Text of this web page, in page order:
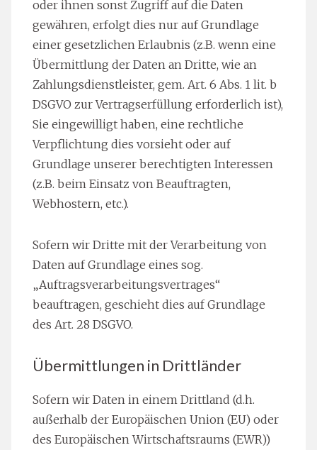
oder ihnen sonst Zugriff auf die Daten
gewähren, erfolgt dies nur auf Grundlage
einer gesetzlichen Erlaubnis (z.B. wenn eine
Übermittlung der Daten an Dritte, wie an
Zahlungsdienstleister, gem. Art. 6 Abs. 1 lit. b
DSGVO zur Vertragserfüllung erforderlich ist),
Sie eingewilligt haben, eine rechtliche
Verpflichtung dies vorsieht oder auf
Grundlage unserer berechtigten Interessen
(z.B. beim Einsatz von Beauftragten,
Webhostern, etc.).
Sofern wir Dritte mit der Verarbeitung von
Daten auf Grundlage eines sog.
„Auftragsverarbeitungsvertrages“
beauftragen, geschieht dies auf Grundlage
des Art. 28 DSGVO.
Übermittlungen in Drittländer
Sofern wir Daten in einem Drittland (d.h.
außerhalb der Europäischen Union (EU) oder
des Europäischen Wirtschaftsraums (EWR))